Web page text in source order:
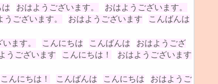
は おはようございます。
おはようございます。
うございます。 おはようございます
こんばんは
ます。 こんにちは こんばんは
おはようござ
うございます こんにちは！
おはようございます
こんにちは！ こんばんは こんにちは
おはようご